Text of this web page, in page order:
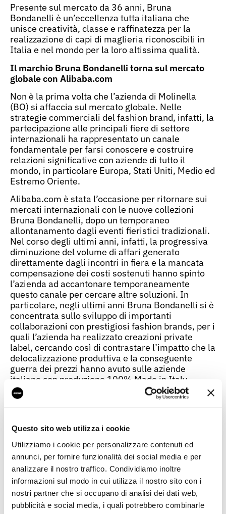
Questo sito web utilizza i cookie
Utilizziamo i cookie per personalizzare contenuti ed
annunci, per fornire funzionalità dei social media e per
analizzare il nostro traffico. Condividiamo inoltre
informazioni sul modo in cui utilizza il nostro sito con i
nostri partner che si occupano di analisi dei dati web,
pubblicità e social media, i quali potrebbero combinarle
Presente sul mercato da 36 anni, Bruna
Bondanelli è un’eccellenza tutta italiana che
unisce creatività, classe e raffinatezza per la
realizzazione di capi di maglieria riconoscibili in
Italia e nel mondo per la loro altissima qualità.
Il marchio Bruna Bondanelli torna sul mercato
globale con Alibaba.com
Non è la prima volta che l’azienda di Molinella
(BO) si affaccia sul mercato globale. Nelle
strategie commerciali del fashion brand, infatti, la
partecipazione alle principali fiere di settore
internazionali ha rappresentato un canale
fondamentale per farsi conoscere e costruire
relazioni significative con aziende di tutto il
mondo, in particolare Europa, Stati Uniti, Medio ed
Estremo Oriente.
Alibaba.com è stata l’occasione per ritornare sui
mercati internazionali con le nuove collezioni
Bruna Bondanelli, dopo un temporaneo
allontanamento dagli eventi fieristici tradizionali.
Nel corso degli ultimi anni, infatti, la progressiva
diminuzione del volume di affari generato
direttamente dagli incontri in fiera e la mancata
compensazione dei costi sostenuti hanno spinto
l’azienda ad accantonare temporaneamente
questo canale per cercare altre soluzioni. In
particolare, negli ultimi anni Bruna Bondanelli si è
concentrata sullo sviluppo di importanti
collaborazioni con prestigiosi fashion brands, per i
quali l’azienda ha realizzato creazioni private
label, cercando così di contrastare l’impatto che la
delocalizzazione produttiva e la conseguente
guerra dei prezzi hanno avuto sulle aziende
italiane con produzione 100% Made in Italy.
Consigliata dall’istituto bancario di fiducia, la
soluzione Easy Export di UniCredit ha significato
con il proprio marchio e mettere a frutto le
esperienze consolidate nell’export, tramite un
nuovo approccio e una nuova strategia: i
Marketplace e, in particolare, Alibaba.com.
L’obiettivo? Proporsi a un’ampia platea di possibili
compratori abbattendo i costi delle tradizionali
fiere internazionali. Una scelta che si è rivelata
vincente specialmente in questo anno di